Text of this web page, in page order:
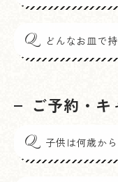
Q どんなお皿で
ご予約・キ
Q 子供は何歳か